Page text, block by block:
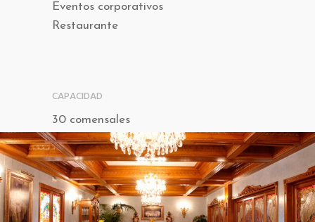
Eventos corporativos
Restaurante
CAPACIDAD
30 comensales